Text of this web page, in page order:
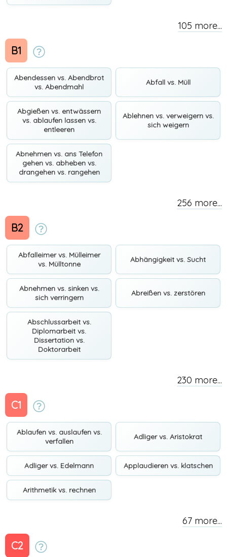
105 more...
B1
Abendessen vs. Abendbrot
vs. Abendmahl
Abfall vs. Müll
Abgießen vs. entwässern
vs. ablaufen lassen vs.
entleeren
Ablehnen vs. verweigern vs.
sich weigern
Abnehmen vs. ans Telefon
gehen vs. abheben vs.
drangehen vs. rangehen
256 more...
B2
Abfalleimer vs. Mülleimer
vs. Mülltonne
Abhängigkeit vs. Sucht
Abnehmen vs. sinken vs.
sich verringern
Abreißen vs. zerstören
Abschlussarbeit vs.
Diplomarbeit vs.
Dissertation vs.
Doktorarbeit
230 more...
C1
Ablaufen vs. auslaufen vs.
verfallen
Adliger vs. Aristokrat
Adliger vs. Edelmann Applaudieren vs. klatschen
Arithmetik vs. rechnen
67 more...
C2